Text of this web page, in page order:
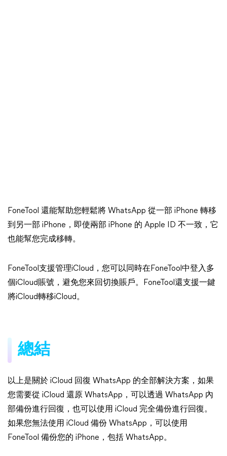
FoneTool 還能幫助您輕鬆將 WhatsApp 從一部 iPhone 轉移
到另一部 iPhone，即使兩部 iPhone 的 Apple ID 不一致，它
也能幫您完成移轉。
FoneTool支援管理iCloud，您可以同時在FoneTool中登入多
個iCloud賬號，避免您來回切換賬戶。FoneTool還支援一鍵
將iCloud轉移iCloud。
總結
以上是關於 iCloud 回復 WhatsApp 的全部解決方案，如果
您需要從 iCloud 還原 WhatsApp，可以透過 WhatsApp 內
部備份進行回復，也可以使用 iCloud 完全備份進行回復。
如果您無法使用 iCloud 備份 WhatsApp，可以使用
FoneTool 備份您的 iPhone，包括 WhatsApp。